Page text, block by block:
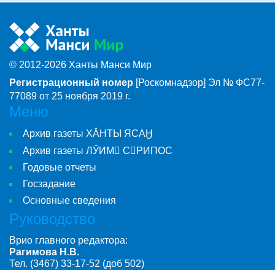
© 2012-2026 Ханты Манси Мир
Регистрационный номер [Роскомнадзор] Эл № ФС77-
77089 от 25 ноября 2019 г.
Меню
Архив газеты ХӐНТЫ ЯСАӇ
Архив газеты ЛӮИМ СРИПОС
Годовые отчеты
Госзадание
Основные сведения
Руководство
Врио главного редактора:
Рагимова Н.В.
Тел. (3467) 33-17-52 (доб 502)